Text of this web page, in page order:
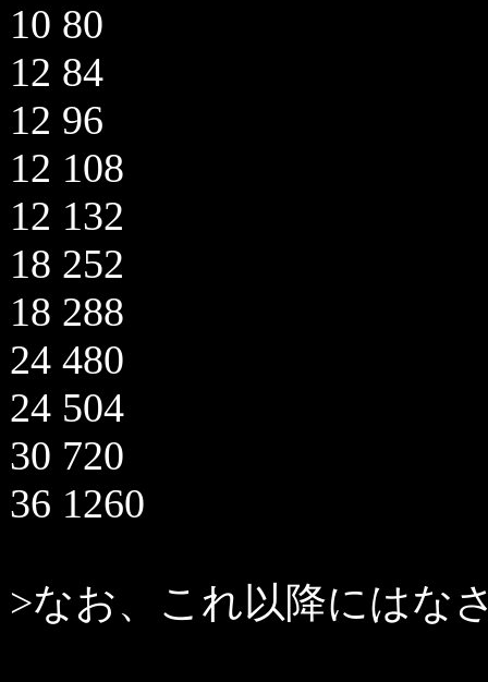
10 80
12 84
12 96
12 108
12 132
18 252
18 288
24 480
24 504
30 720
36 1260
>なお、これ以降にはな